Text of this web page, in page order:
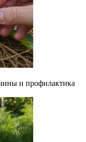
и профилактика